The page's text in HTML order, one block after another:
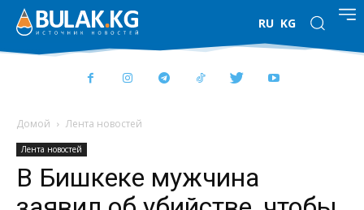
RU KG
Домой Лента новостей
Лента новостей
В Бишкеке мужчина